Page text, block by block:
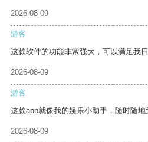
2026-08-09
游客
这款软件的功能非常强大，可以满足我日
2026-08-09
游客
这款app就像我的娱乐小助手，随时随地
2026-08-09